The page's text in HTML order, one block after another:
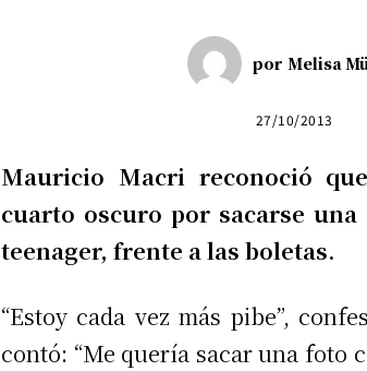
por Melisa
27/10/2013
Mauricio Macri reconoció
cuarto oscuro por sacarse una
teenager, frente a las boletas.
“Estoy cada vez más pibe”,
contó: “Me quería sacar una foto